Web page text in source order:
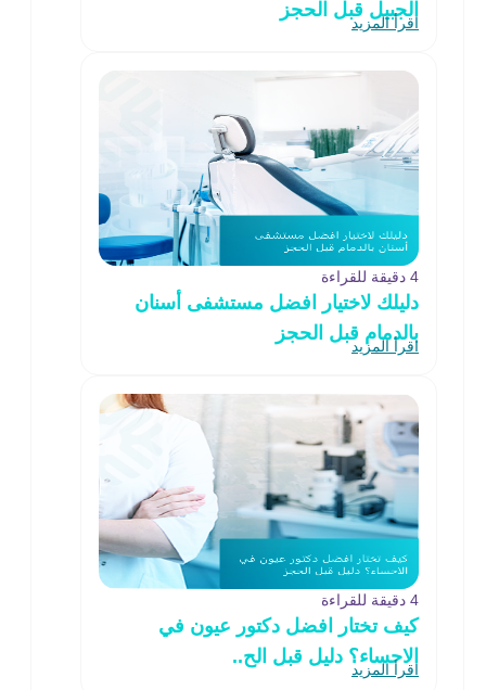
الجبيل قبل الحجز
اقرأ المزيد
4 دقيقة للقراءة
دليلك لاختيار افضل مستشفى أسنان
بالدمام قبل الحجز
اقرأ المزيد
4 دقيقة للقراءة
كيف تختار افضل دكتور عيون في
الاحساء؟ دليل قبل الح..
اقرأ المزيد